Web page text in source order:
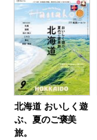
北海道 おいしく遊
ぶ、夏のご褒美
旅。